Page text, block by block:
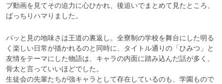
ブ動画を見てその迫力に心ひかれ、後追いでまとめて見たところ、
ばっちりハマりました。
パッと見の地味さは王道の裏返し。全寮制の学校を舞台にした明る
く楽しい日常が描かれるのと同時に、タイトル通りの「ひみつ」と
友情をテーマにした物語は、キャラの内面に踏み込んだ話が多く、
骨太と言っていいほどでした。
生徒会の先輩たちが強キャラとして存在しているのも、学園もので